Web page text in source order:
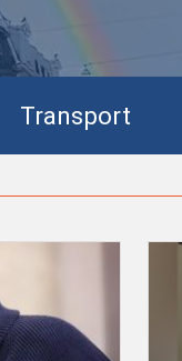
Transport